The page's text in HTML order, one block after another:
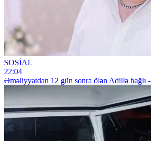
SOSİAL
22:04
Əməliyyatdan 12 gün sonra ölən Adillə bağlı -